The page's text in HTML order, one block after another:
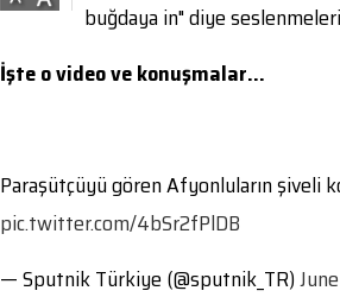
buğdaya in" diye
İşte o video ve konuşmalar…
Paraşütçüyü gören Afyonluların şiveli
pic.twitter.com/4bSr2fPlDB
— Sputnik Türkiye (@sputnik_TR)